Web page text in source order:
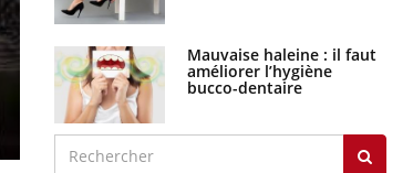
Mauvaise haleine : il faut
améliorer l’hygiène
bucco-dentaire